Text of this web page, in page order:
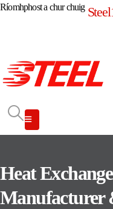
Ríomhphost a chur chuig
Heat
Manufacturer